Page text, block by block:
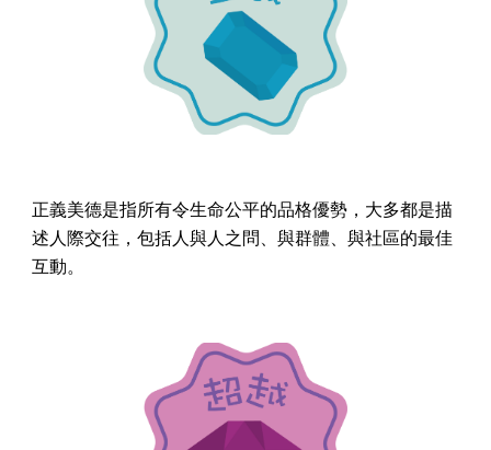
正義美德是指所有令生命公平的品格優勢，大多都是描
述人際交往，包括人與人之問、與群體、與社區的最佳
互動。